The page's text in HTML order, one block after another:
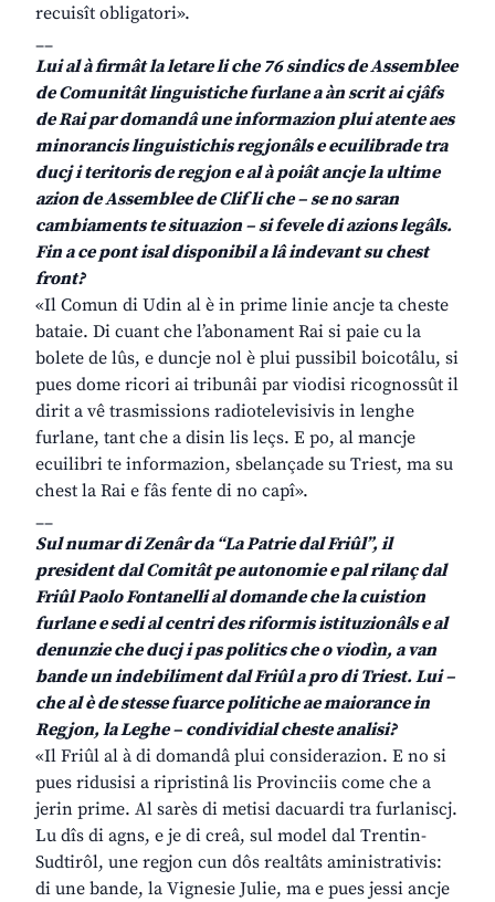
recuisît obligatori».
__
Lui al à firmât la letare li che 76 sindics de Assemblee
de Comunitât linguistiche furlane a àn scrit ai cjâfs
de Rai par domandâ une informazion plui atente aes
minorancis linguistichis regjonâls e ecuilibrade tra
ducj i teritoris de regjon e al à poiât ancje la ultime
azion de Assemblee de Clif li che – se no saran
cambiaments te situazion – si fevele di azions legâls.
Fin a ce pont isal disponibil a lâ indevant su chest
front?
«Il Comun di Udin al è in prime linie ancje ta cheste
bataie. Di cuant che l’abonament Rai si paie cu la
bolete de lûs, e duncje nol è plui pussibil boicotâlu, si
pues dome ricori ai tribunâi par viodisi ricognossût il
dirit a vê trasmissions radiotelevisivis in lenghe
furlane, tant che a disin lis leçs. E po, al mancje
ecuilibri te informazion, sbelançade su Triest, ma su
chest la Rai e fâs fente di no capî».
__
Sul numar di Zenâr da “La Patrie dal Friûl”, il
president dal Comitât pe autonomie e pal rilanç dal
Friûl Paolo Fontanelli al domande che la cuistion
furlane e sedi al centri des riformis istituzionâls e al
denunzie che ducj i pas politics che o viodìn, a van
bande un indebiliment dal Friûl a pro di Triest. Lui –
che al è de stesse fuarce politiche ae maiorance in
Regjon, la Leghe – condividial cheste analisi?
«Il Friûl al à di domandâ plui considerazion. E no si
pues ridusisi a ripristinâ lis Provinciis come che a
jerin prime. Al sarès di metisi dacuardi tra furlaniscj.
Lu dîs di agns, e je di creâ, sul model dal Trentin-
Sudtirôl, une regjon cun dôs realtâts aministrativis:
di une bande, la Vignesie Julie, ma e pues jessi ancje